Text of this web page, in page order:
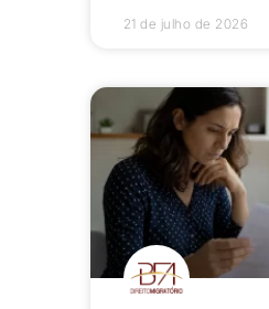
21 de julho de 2026